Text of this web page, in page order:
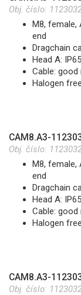
Obj. číslo:
M8, female,
end
Dragchain
Head A:
Cable:
Halogen free
CAM8.A3-
Obj. číslo:
M8, female,
end
Dragchain
Head A:
Cable:
Halogen free
CAM8.A3-
Obj. číslo: